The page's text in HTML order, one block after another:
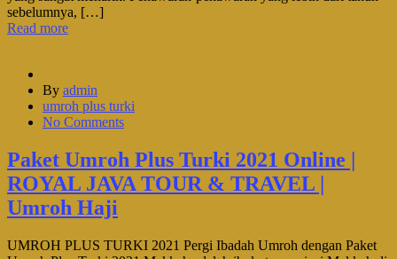
sebelumnya, […]
Read more
By admin
umroh plus turki
No Comments
Paket Umroh Plus Turki 2021 Online |
ROYAL JAVA TOUR & TRAVEL |
Umroh Haji
UMROH PLUS TURKI 2021 Pergi Ibadah Umroh dengan Paket